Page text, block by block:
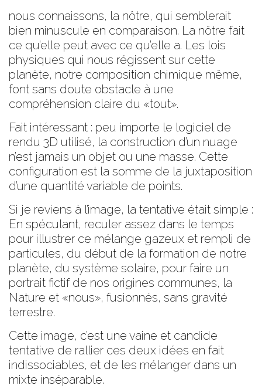
nous connaissons, la nôtre, qui semblerait
bien minuscule en comparaison. La nôtre fait
ce qu’elle peut avec ce qu’elle a. Les lois
physiques qui nous régissent sur cette
planète, notre composition chimique même,
font sans doute obstacle à une
compréhension claire du «tout».
Fait intéressant : peu importe le logiciel de
rendu 3D utilisé, la construction d’un nuage
n’est jamais un objet ou une masse. Cette
configuration est la somme de la juxtaposition
d’une quantité variable de points.
Si je reviens à l’image, la tentative était simple :
En spéculant, reculer assez dans le temps
pour illustrer ce mélange gazeux et rempli de
particules, du début de la formation de notre
planète, du système solaire, pour faire un
portrait fictif de nos origines communes, la
Nature et «nous», fusionnés, sans gravité
terrestre.
Cette image, c’est une vaine et candide
tentative de rallier ces deux idées en fait
indissociables, et de les mélanger dans un
mixte inséparable.